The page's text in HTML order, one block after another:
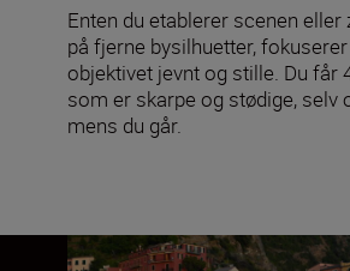
Enten du etablerer scenen eller
på fjerne bysilhuetter,
objektivet jevnt og stille. Du får
som er skarpe og stødige, selv
mens du går.